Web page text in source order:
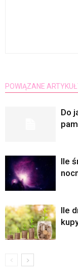
POWIĄZANE
Do
Ile
Ile